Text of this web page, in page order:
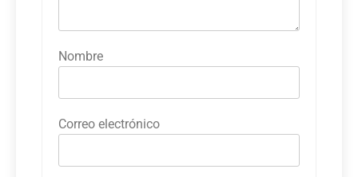
Nombre
Correo electrónico